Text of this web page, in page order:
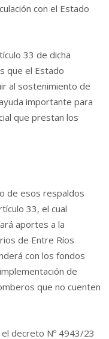
con el Estado
33 de dicha
que el Estado
al sostenimiento de
importante para
que prestan los
de esos respaldos
33, el cual
aportes a la
de Entre Ríos
con los fondos
de
que no cuenten
decreto Nº 4943/23